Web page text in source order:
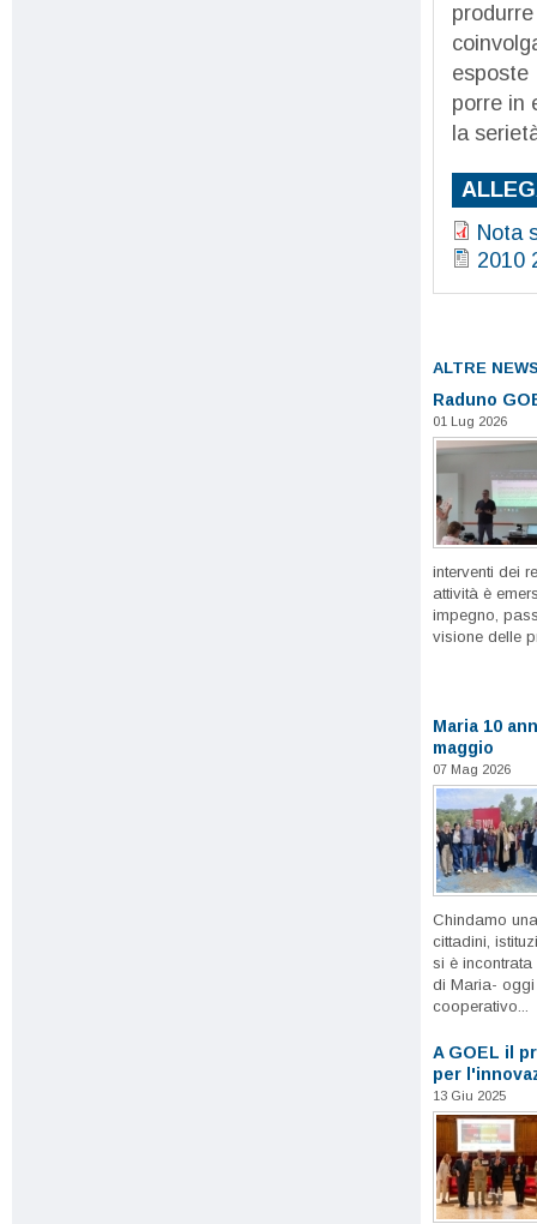
porre in
la
Nota
2010
ALTRE
Raduno
01 Lug 2026
interventi dei
attività è
impegno,
visione delle
Maria 10
maggio
07 Mag 2026
Chindamo
cittadini,
si è
di Maria- oggi
cooperativo...
A GOEL il
per
13 Giu 2025